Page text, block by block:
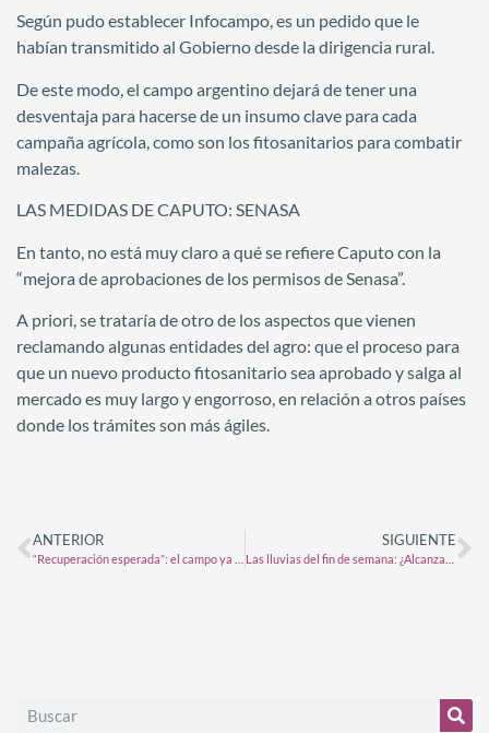
Según pudo establecer Infocampo, es un pedido que le
habían transmitido al Gobierno desde la dirigencia rural.
De este modo, el campo argentino dejará de tener una
desventaja para hacerse de un insumo clave para cada
campaña agrícola, como son los fitosanitarios para combatir
malezas.
LAS MEDIDAS DE CAPUTO: SENASA
En tanto, no está muy claro a qué se refiere Caputo con la
“mejora de aprobaciones de los permisos de Senasa”.
A priori, se trataría de otro de los aspectos que vienen
reclamando algunas entidades del agro: que el proceso para
que un nuevo producto fitosanitario sea aprobado y salga al
mercado es muy largo y engorroso, en relación a otros países
donde los trámites son más ágiles.
ANTERIOR SIGUIENTE